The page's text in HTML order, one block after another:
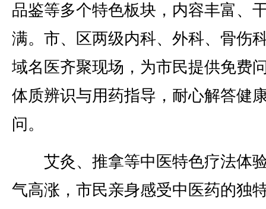
品鉴等多个特色板块，内容丰富、
满。市、区两级内科、外科、骨伤
域名医齐聚现场，为市民提供免费
体质辨识与用药指导，耐心解答健
问。
艾灸、推拿等中医特色疗法体
气高涨，市民亲身感受中医药的独